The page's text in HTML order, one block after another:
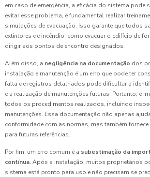
em caso de emergência, a eficácia do sistema pode
evitar esse problema, é fundamental realizar
simulações de evacuação. Isso garante que todos
extintores de incêndio, como evacuar o edifício de
dirigir aos pontos de encontro designados.
Além disso, a negligência na documentação dos
instalação e manutenção é um erro que pode ter
falta de registros detalhados pode dificultar a
e a realização de manutenções futuras. Portanto, é
todos os procedimentos realizados, incluindo
manutenções. Essa documentação não apenas
conformidade com as normas, mas também
para futuras referências.
Por fim, um erro comum é a subestimação da
contínua. Após a instalação, muitos proprietários
sistema está pronto para uso e não precisam se